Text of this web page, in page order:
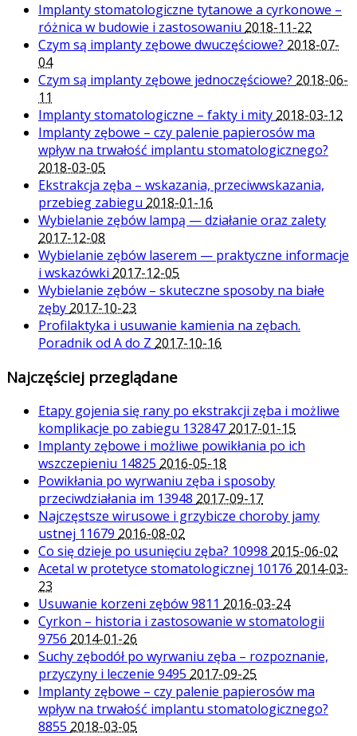
Implanty stomatologiczne tytanowe a cyrkonowe –
różnica w budowie i zastosowaniu 2018-11-22
Czym są implanty zębowe dwuczęściowe? 2018-07-
04
Czym są implanty zębowe jednoczęściowe? 2018-06-
11
Implanty stomatologiczne – fakty i mity2018-03-12
Implanty zębowe – czy palenie papierosów ma
wpływ na trwałość implantu stomatologicznego?
2018-03-05
Ekstrakcja zęba – wskazania, przeciwwskazania,
przebieg zabiegu 2018-01-16
Wybielanie zębów lampą — działanie oraz zalety
2017-12-08
Wybielanie zębów laserem — praktyczne informacje
i wskazówki 2017-12-05
Wybielanie zębów – skuteczne sposoby na białe
zęby2017-10-23
Profilaktyka i usuwanie kamienia na zębach.
Poradnik od A do Z 2017-10-16
Najczęściej przeglądane
Etapy gojenia się rany po ekstrakcji zęba i możliwe
komplikacje po zabiegu 132847 2017-01-15
Implanty zębowe i możliwe powikłania po ich
wszczepieniu 14825 2016-05-18
Powikłania po wyrwaniu zęba i sposoby
przeciwdziałania im 13948 2017-09-17
Najczęstsze wirusowe i grzybicze choroby jamy
ustnej 11679 2016-08-02
Co się dzieje po usunięciu zęba? 10998 2015-06-02
Acetal w protetyce stomatologicznej 10176 2014-03-
23
Usuwanie korzeni zębów9811 2016-03-24
Cyrkon – historia i zastosowanie w stomatologii
9756 2014-01-26
Suchy zębodół po wyrwaniu zęba – rozpoznanie,
przyczyny i leczenie 9495 2017-09-25
Implanty zębowe – czy palenie papierosów ma
wpływ na trwałość implantu stomatologicznego?
8855 2018-03-05